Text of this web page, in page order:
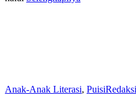
Anak-Anak Literasi, PuisiRedaksi